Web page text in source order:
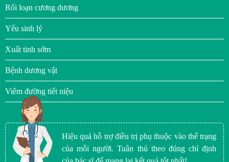
Rối loạn cương dương
Yếu sinh lý
Xuất tinh sớm
Bệnh dương vật
Viêm đường tiết niệu
Hiệu quả hỗ trợ điều trị phụ thuộc vào thể trạng
của mỗi người. Tuân thủ theo đúng chỉ định